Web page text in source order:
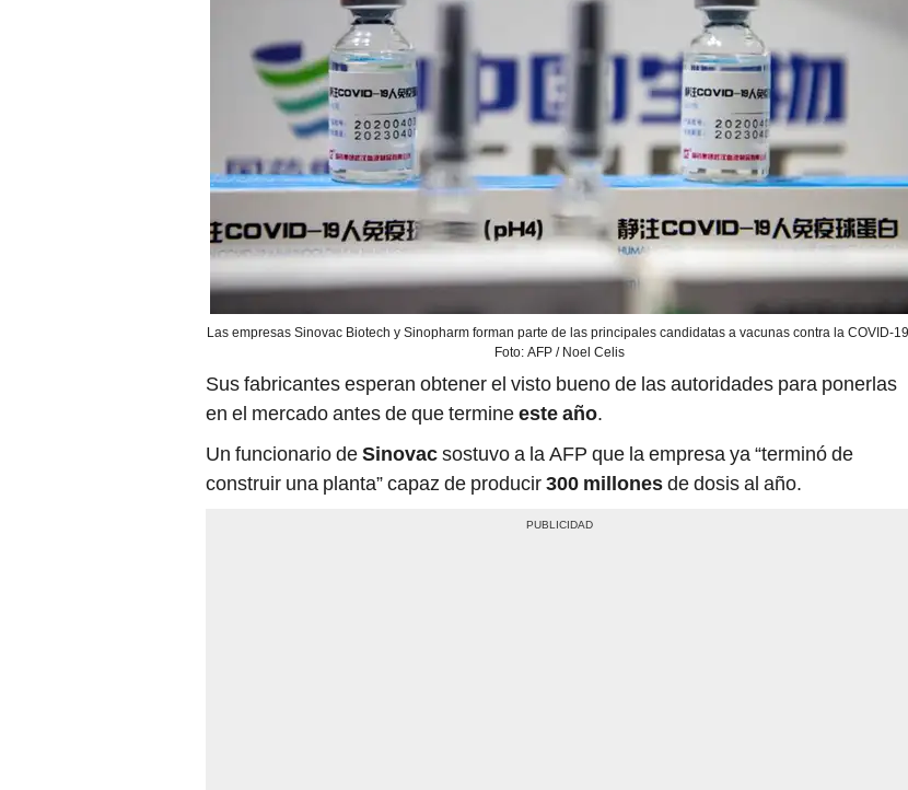
Las empresas Sinovac Biotech y Sinopharm forman parte de las principales candidatas a vacunas contra la COVID-19.
Foto: AFP / Noel Celis
Sus fabricantes esperan obtener el visto bueno de las autoridades para ponerlas
en el mercado antes de que termine este año
Un funcionario de Sinovac sostuvo a la AFP que la empresa ya “terminó de
construir una planta” capaz de producir300 millones de dosis al año.